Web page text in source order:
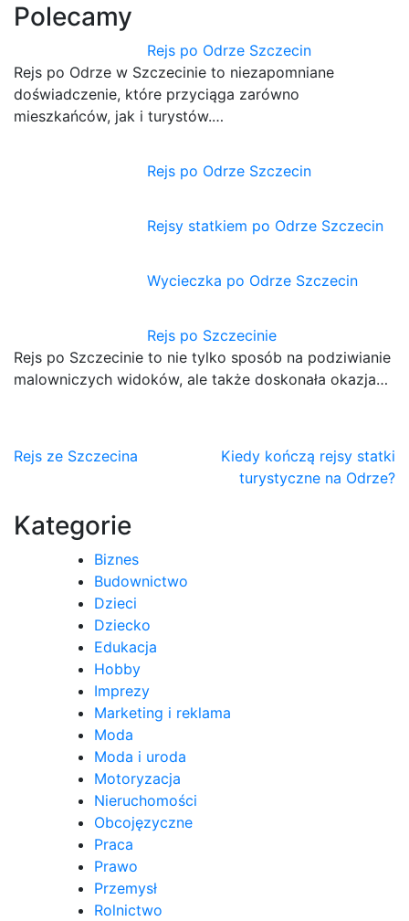
Polecamy
Rejs po Odrze Szczecin
Rejs po Odrze w Szczecinie to niezapomniane
doświadczenie, które przyciąga zarówno
mieszkańców, jak i turystów.…
Rejs po Odrze Szczecin
Rejsy statkiem po Odrze Szczecin
Wycieczka po Odrze Szczecin
Rejs po Szczecinie
Rejs po Szczecinie to nie tylko sposób na podziwianie
malowniczych widoków, ale także doskonała okazja…
Nawigacja
Rejs ze Szczecina
Kiedy kończą rejsy statki
turystyczne na Odrze?
Kategorie
Biznes
Budownictwo
Dzieci
Dziecko
Edukacja
Hobby
Imprezy
Marketing i reklama
Moda
Moda i uroda
Motoryzacja
Nieruchomości
Obcojęzyczne
Praca
Prawo
Przemysł
Rolnictwo